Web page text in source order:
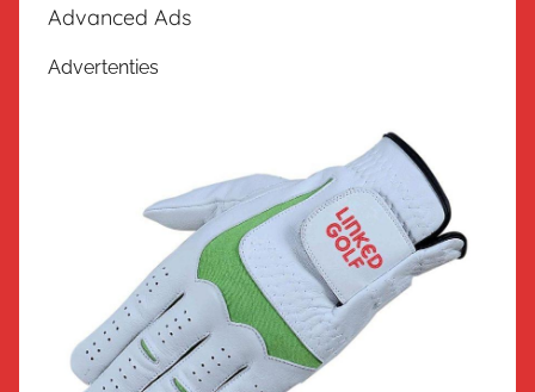
Advanced Ads
Advertenties